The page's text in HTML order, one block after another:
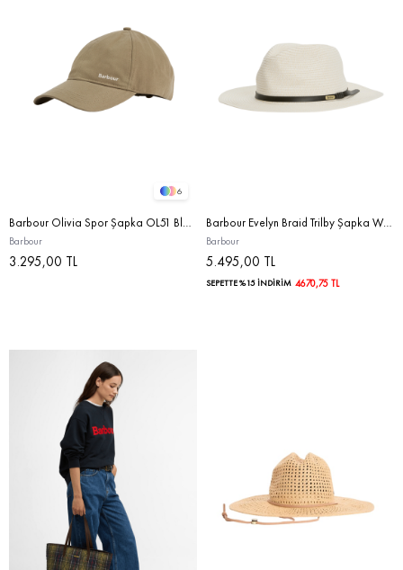
6
Barbour Olivia Spor Şapka OL51 Bleached Olive
Barbour
3.295,00 TL
Barbour Evelyn Braid Trilby Şapka WH32 Ecru
Barbour
5.495,00 TL
SEPETTE %15 İNDİRİM 4670,75 TL